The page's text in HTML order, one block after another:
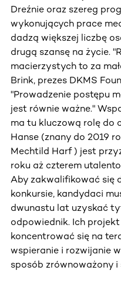
Dreźnie oraz szereg
wykonujących prace
dadzą większej liczbę
drugą szansę na życie.
macierzystych to za
Brink, prezes DKMS
"Prowadzenie postępu
jest równie ważne."
ma tu kluczową rolę do
Hanse (znany do 2019
Mechtild Harf ) jest
roku aż czterem
Aby zakwalifikować się
konkursie, kandydaci
dwunastu lat uzyskać
odpowiednik. Ich
koncentrować się na
wspieranie i rozwijanie
sposób zrównoważony i